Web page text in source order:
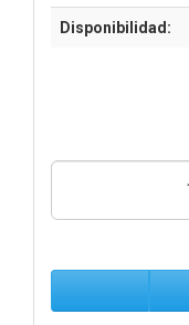
Disponibilidad: